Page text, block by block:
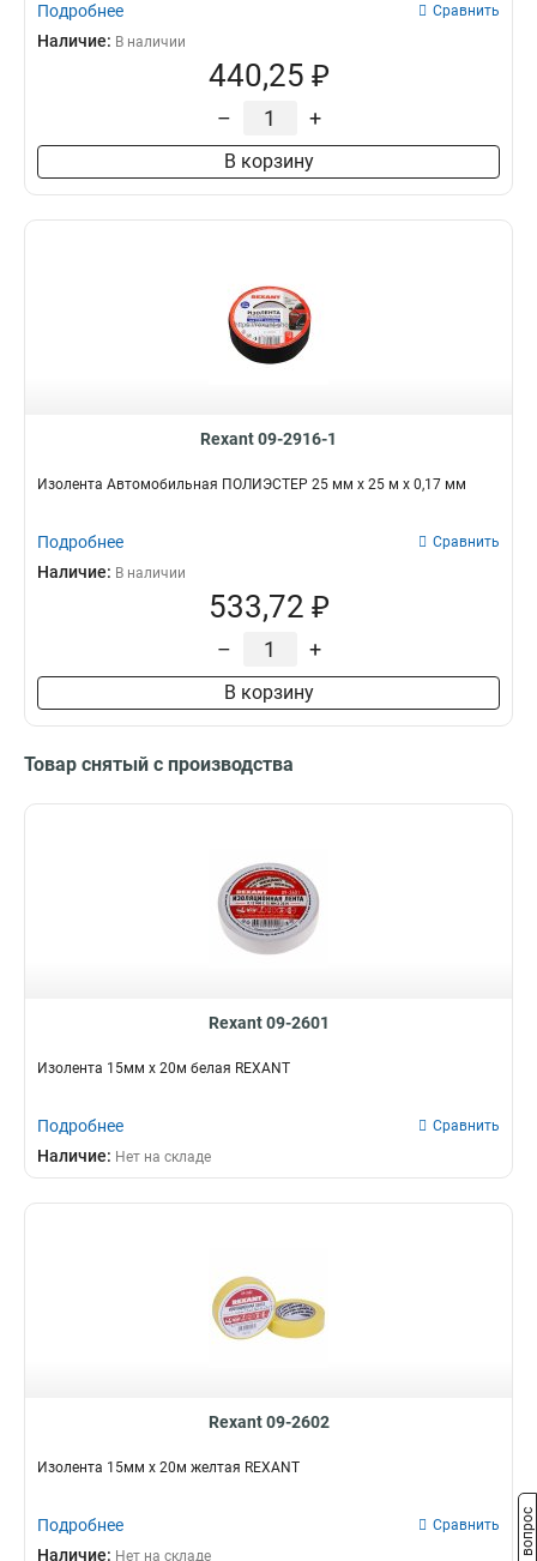
Подробнее Сравнить
Наличие: В наличии
440,25 ₽
– +
В корзину
Rexant 09-2916-1
Изолента Автомобильная ПОЛИЭСТЕР 25 мм х 25 м х 0,17 мм
Подробнее Сравнить
Наличие: В наличии
533,72 ₽
– +
В корзину
Товар снятый с производства
Rexant 09-2601
Изолента 15мм х 20м белая REXANT
Подробнее Сравнить
Наличие: Нет на складе
Rexant 09-2602
Изолента 15мм х 20м желтая REXANT
Подробнее Сравнить
Наличие: Нет на складе